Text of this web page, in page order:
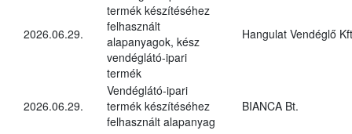
2026.06.29.
termék készítéséhez
felhasznált
alapanyagok, kész
vendéglátó-ipari
termék
Hangulat Vendéglő
2026.06.29.
Vendéglátó-ipari
termék készítéséhez
felhasznált alapanyag
BIANCA Bt.